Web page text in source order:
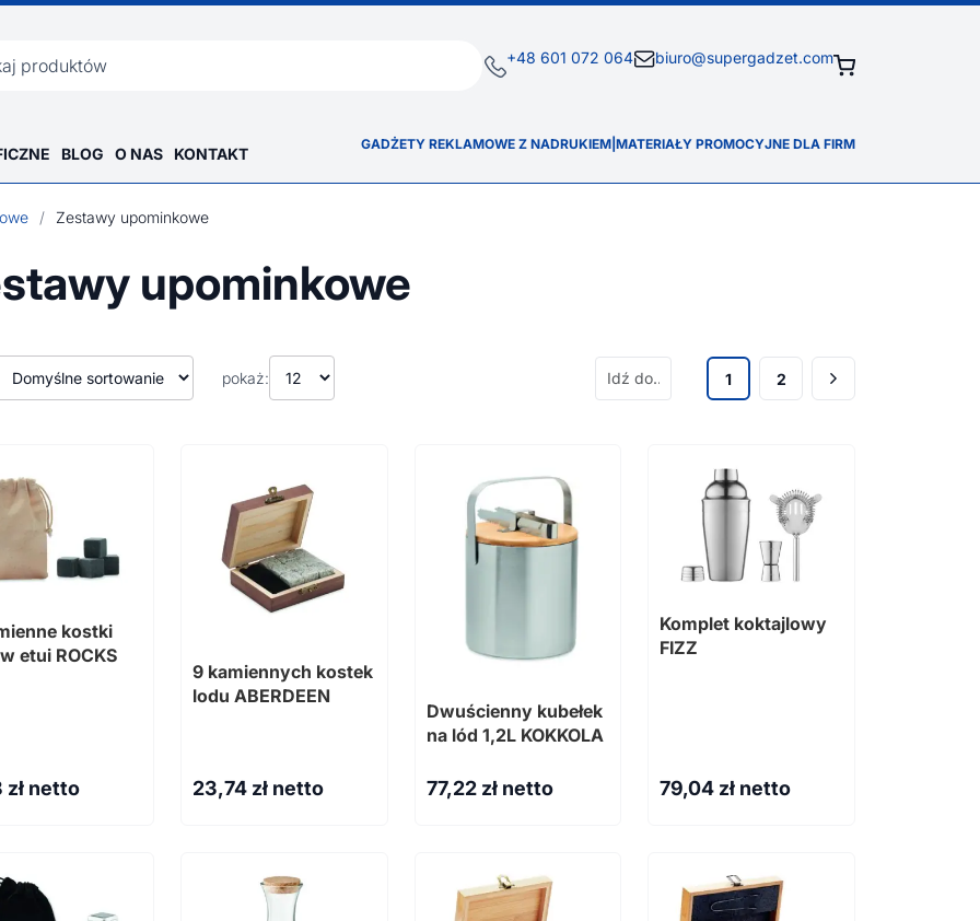
+48 601 072 064 biuro@supergadzet.com
BLOG O NAS KONTAKT GADŻETY REKLAMOWE Z NADRUKIEM MATERIAŁY PROMOCYJNE DLA FIRM
/ Zestawy upominkowe
upominkowe
pokaż: 1 2
kostki
etui ROCKS
zł netto
9 kamiennych kostek
lodu ABERDEEN
23,74 zł netto
Dwuścienny kubełek
na lód 1,2L KOKKOLA
77,22 zł netto
Komplet koktajlowy
FIZZ
79,04 zł netto